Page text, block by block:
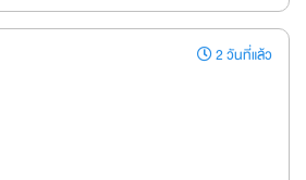
2 วันที่แล้ว